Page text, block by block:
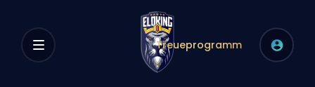
Treueprogramm